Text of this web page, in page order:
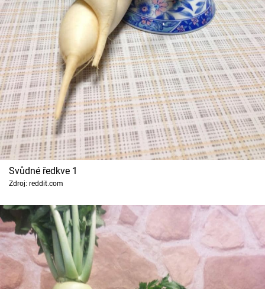
Cool Esport
Pořady
TV Program
Sledujte prima+
Přihlášení
Sledujte nás
Svůdné ředkve 1
Zdroj: reddit.com